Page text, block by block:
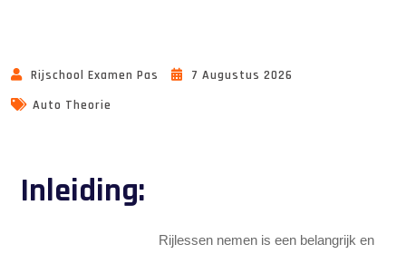
Rijschool Examen Pas
7 Augustus 2026
Auto Theorie
Inleiding:
Rijlessen nemen is een belangrijk en